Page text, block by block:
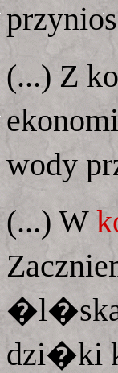
(...) Z
wody
(...) W
�l�ska
dzi�ki